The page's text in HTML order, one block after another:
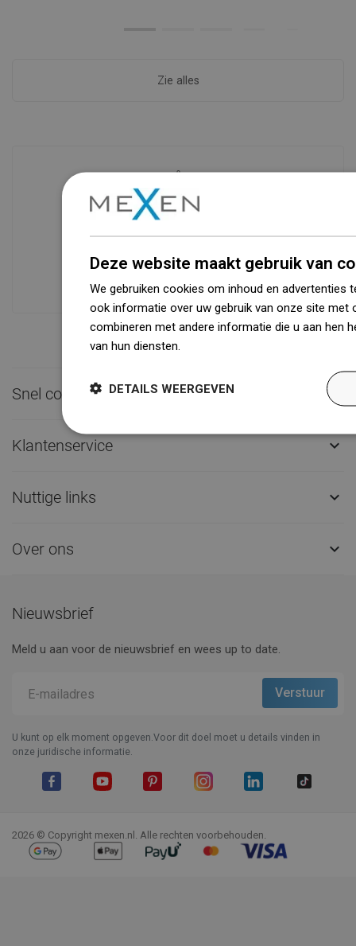
Zie alles
Beschikbaarheid van goederen
Een modern logistiek centrum met een
oppervlakte van 31.000 m² met meer
dan 68.000 palletplaatsen biedt meer
Snel contact 
Klantenservice 
Nuttige links 
Over ons 
Nieuwsbrief
Meld u aan voor de nieuwsbrief en wees up to date.
U kunt op elk moment opgeven.Voor dit doel moet u details vinden in
onze juridische informatie.
2026 © Copyright mexen.nl. Alle rechten voorbehouden.
Deze website maakt gebruik van
We gebruiken cookies om inhoud en advertenties
ook informatie over uw gebruik van onze site met
combineren met andere informatie die u aan hen
van hun diensten.
DETAILS WEERGEVEN